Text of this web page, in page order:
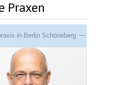
Praxen
in Berlin Schöneberg